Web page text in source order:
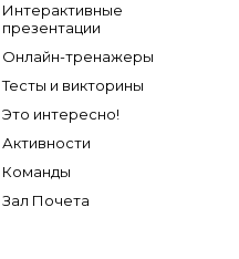
Интерактивные
презентации
Онлайн-тренажеры
Тесты и викторины
Это интересно!
Активности
Команды
Зал Почета